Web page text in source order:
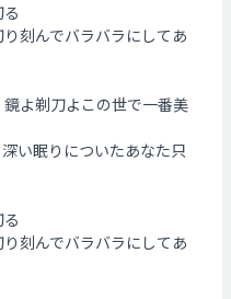
刻んでバラバラにしてあ
よ剃刀よこの世で一番美
い眠りについたあなた只
刻んでバラバラにしてあ